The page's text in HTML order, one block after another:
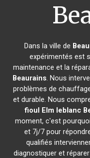
Dans la ville de
expérimentés est
maintenance et la
Beaurains. Nous
problèmes de
et durable. Nous
fioul Elm leblanc
moment, c'est
et 7j/7 pour
qualifiés
diagnostiquer et